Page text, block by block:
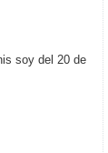
soy del 20 de